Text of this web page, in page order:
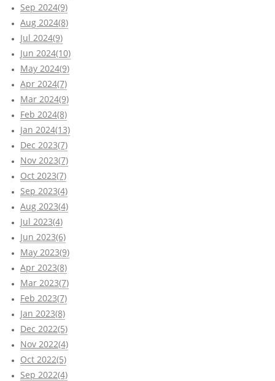
Sep 2024(9)
Aug 2024(8)
Jul 2024(9)
Jun 2024(10)
May 2024(9)
Apr 2024(7)
Mar 2024(9)
Feb 2024(8)
Jan 2024(13)
Dec 2023(7)
Nov 2023(7)
Oct 2023(7)
Sep 2023(4)
Aug 2023(4)
Jul 2023(4)
Jun 2023(6)
May 2023(9)
Apr 2023(8)
Mar 2023(7)
Feb 2023(7)
Jan 2023(8)
Dec 2022(5)
Nov 2022(4)
Oct 2022(5)
Sep 2022(4)